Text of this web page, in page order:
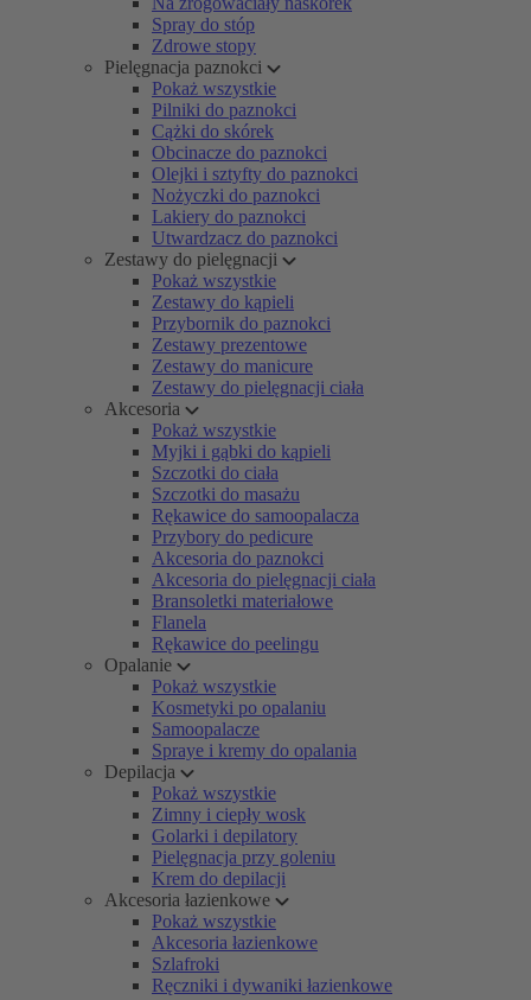
Spray do stóp
Zdrowe stopy
Pielęgnacja paznokci
Pokaż wszystkie
Pilniki do paznokci
Cążki do skórek
Obcinacze do paznokci
Olejki i sztyfty do paznokci
Nożyczki do paznokci
Lakiery do paznokci
Utwardzacz do paznokci
Zestawy do pielęgnacji
Pokaż wszystkie
Zestawy do kąpieli
Przybornik do paznokci
Zestawy prezentowe
Zestawy do manicure
Zestawy do pielęgnacji ciała
Akcesoria
Pokaż wszystkie
Myjki i gąbki do kąpieli
Szczotki do ciała
Szczotki do masażu
Rękawice do samoopalacza
Przybory do pedicure
Akcesoria do paznokci
Akcesoria do pielęgnacji ciała
Bransoletki materiałowe
Flanela
Rękawice do peelingu
Opalanie
Pokaż wszystkie
Kosmetyki po opalaniu
Samoopalacze
Spraye i kremy do opalania
Depilacja
Pokaż wszystkie
Zimny i ciepły wosk
Golarki i depilatory
Pielęgnacja przy goleniu
Krem do depilacji
Akcesoria łazienkowe
Pokaż wszystkie
Akcesoria łazienkowe
Szlafroki
Ręczniki i dywaniki łazienkowe